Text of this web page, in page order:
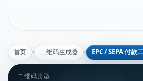
首页 二维码生成器 EPC / SEPA 付款
二维码类型